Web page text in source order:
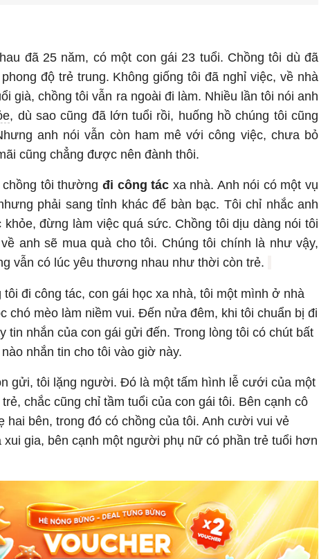
đã 25 năm, có một con gái 23 tuổi. Chồng tôi dù đã
độ trẻ trung. Không giống tôi đã nghỉ việc, về nhà
già, chồng tôi vẫn ra ngoài đi làm. Nhiều lần tôi nói anh
, dù sao cũng đã lớn tuổi rồi, huống hồ chúng tôi cũng
anh nói vẫn còn ham mê với công việc, chưa bỏ
cũng chẳng được nên đành thôi.
tôi thường đi công tác xa nhà. Anh nói có một vụ
phải sang tỉnh khác để bàn bạc. Tôi chỉ nhắc anh
khỏe, đừng làm việc quá sức. Chồng tôi dịu dàng nói tôi
anh sẽ mua quà cho tôi. Chúng tôi chính là như vậy,
vẫn có lúc yêu thương nhau như thời còn trẻ.
tôi đi công tác, con gái học xa nhà, tôi một mình ở nhà
chó mèo làm niềm vui. Đến nửa đêm, khi tôi chuẩn bị đi
tin nhắn của con gái gửi đến. Trong lòng tôi có chút bất
nhắn tin cho tôi vào giờ này.
gửi, tôi lặng người. Đó là một tấm hình lễ cưới của một
chắc cũng chỉ tầm tuổi của con gái tôi. Bên cạnh cô
hai bên, trong đó có chồng của tôi. Anh cười vui vẻ
xui gia, bên cạnh một người phụ nữ có phần trẻ tuổi hơn